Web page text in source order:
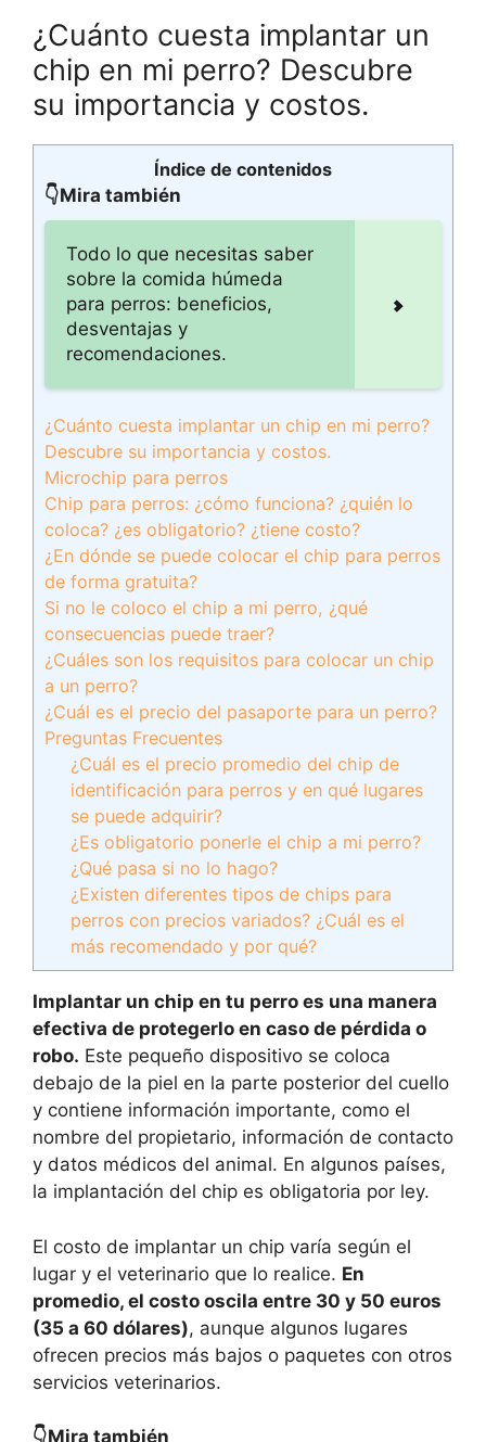
¿Cuánto cuesta implantar un
chip en mi perro? Descubre
su importancia y costos.
Índice de contenidos
👇Mira también
Todo lo que necesitas saber
sobre la comida húmeda
para perros: beneficios,
desventajas y
recomendaciones.
¿Cuánto cuesta implantar un chip en mi perro?
Descubre su importancia y costos.
Microchip para perros
Chip para perros: ¿cómo funciona? ¿quién lo
coloca? ¿es obligatorio? ¿tiene costo?
¿En dónde se puede colocar el chip para perros
de forma gratuita?
Si no le coloco el chip a mi perro, ¿qué
consecuencias puede traer?
¿Cuáles son los requisitos para colocar un chip
a un perro?
¿Cuál es el precio del pasaporte para un perro?
Preguntas Frecuentes
¿Cuál es el precio promedio del chip de
identificación para perros y en qué lugares
se puede adquirir?
¿Es obligatorio ponerle el chip a mi perro?
¿Qué pasa si no lo hago?
¿Existen diferentes tipos de chips para
perros con precios variados? ¿Cuál es el
más recomendado y por qué?
Implantar un chip en tu perro es una manera
efectiva de protegerlo en caso de pérdida o
robo. Este pequeño dispositivo se coloca
debajo de la piel en la parte posterior del cuello
y contiene información importante, como el
nombre del propietario, información de contacto
y datos médicos del animal. En algunos países,
la implantación del chip es obligatoria por ley.
El costo de implantar un chip varía según el
lugar y el veterinario que lo realice. En
promedio, el costo oscila entre 30 y 50 euros
(35 a 60 dólares), aunque algunos lugares
ofrecen precios más bajos o paquetes con otros
servicios veterinarios.
👇Mira también